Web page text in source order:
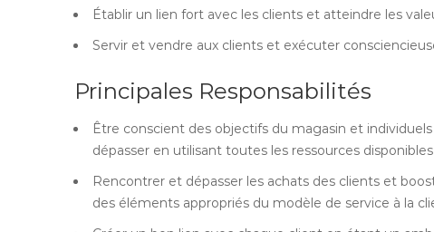
Établir un lien fort avec les clients et atteindre les
Servir et vendre aux clients et exécuter
Principales Responsabilités
Être conscient des objectifs du magasin et
dépasser en utilisant toutes les ressources
Rencontrer et dépasser les achats des clients et
des éléments appropriés du modèle de service à la